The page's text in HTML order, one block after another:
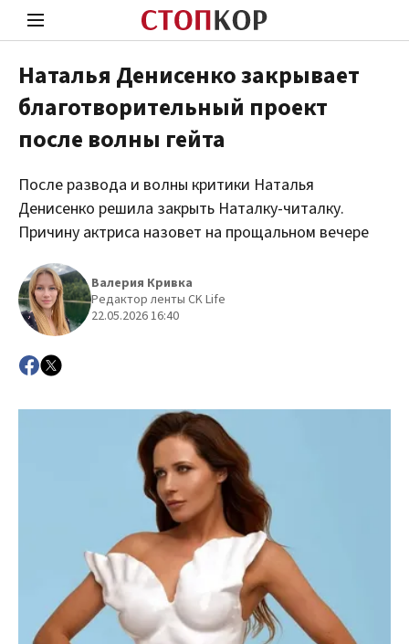
Стоп Политической Коррупции
Политика
Наталья Денисенко закрывает
благотворительный проект
после волны гейта
После развода и волны критики Наталья
Денисенко решила закрыть Наталку-читалку.
Причину актриса назовет на прощальном вечере
Валерия Кривка
Редактор ленты CK Life
22.05.2026 16:40